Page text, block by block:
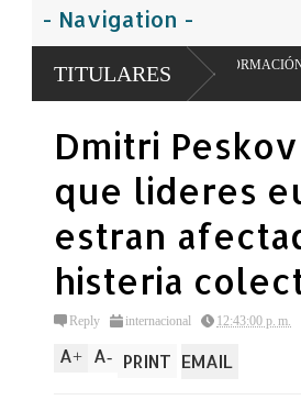
TITULARES
TRANSFORMACIÓN ALIMENTARIA Y
Dmitri
que lideres
estran
histeria
Reply internacional 12:43:00 p. m.
A+ A- PRINT EMAIL